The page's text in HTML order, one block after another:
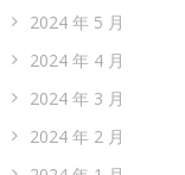
2024 年 5 月
2024 年 4 月
2024 年 3 月
2024 年 2 月